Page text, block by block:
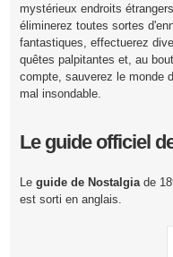
mystérieux endroits
éliminerez toutes sortes
fantastiques, effectuerez
quêtes palpitantes et, au
compte, sauverez le monde
mal insondable.
Le guide officiel
Le guide de Nostalgiade
est sorti en anglais.